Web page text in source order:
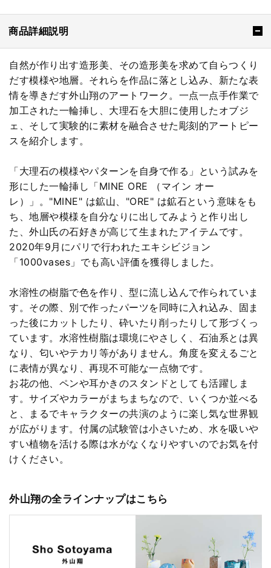
商品詳細説明
自然が作り出す造形美、その造形美を求めて自らつくり
だす模様や地層。それらを作品に落とし込み、新たな表
情を導きだす外山翔のアートワーク。一点一点手作業で
加工された一輪挿し、大理石を大胆に使用したオブジ
ェ、そして実験的に素材を融合させた彫刻的アートピー
スを紹介します。
「大理石の模様やパターンを自身で作る」という試みを
形にした一輪挿し「MINE ORE （マイン オー
レ）」。"MINE" は鉱山、"ORE" は鉱石という意味をも
ち、地層や模様を自分なりに出してみようと作り出し
た、外山氏の石好きが高じて生まれたアイテムです。
2020年9月にパリで行われたエキシビジョン
「1000vases」でも高い評価を獲得しました。
水溶性の樹脂で色を作り、型に流し込んで作られていま
す。その際、別で作ったパーツを同時に入れ込み、固ま
った後にカットしたり、砕いたり削ったりして形づくっ
ています。水溶性樹脂は環境にやさしく、石油系とは異
なり、匂いやテカリ等がありません。角度を変えるごと
に表情が異なり、再現不可能な一点物です。
お花の他、ペンや耳かきのスタンドとしても活躍しま
す。サイズやカラーがまちまちなので、いくつか並べる
と、まるでキャラクターの共演のように楽し気な世界観
が広がります。付属の試験管は小さいため、水を吸いや
すい植物を活ける際は水がなくなりやすいのでお気を付
けください。
外山翔の全ラインナップはこちら